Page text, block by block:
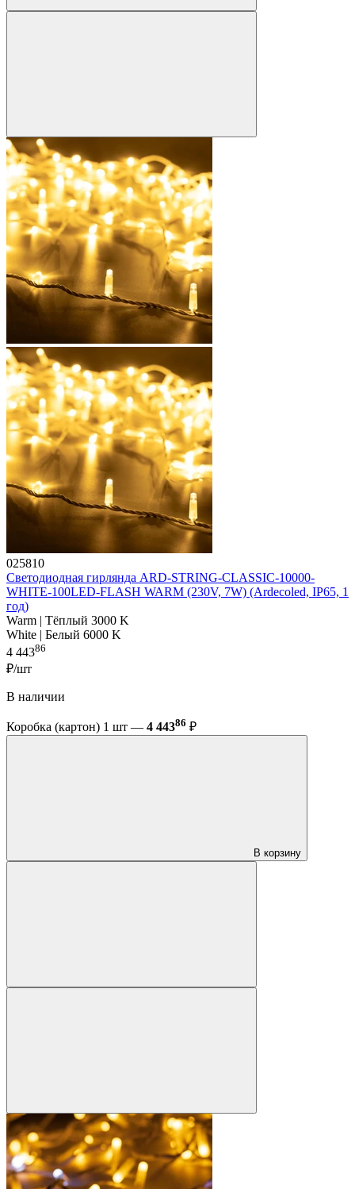
025810
Светодиодная гирлянда ARD-STRING-CLASSIC-10000-
WHITE-100LED-FLASH WARM (230V, 7W) (Ardecoled, IP65, 1
год)
Warm | Тёплый 3000 K
White | Белый 6000 K
4 44386
₽/шт
В наличии
Коробка (картон) 1 шт — 4 44386 ₽
В корзину